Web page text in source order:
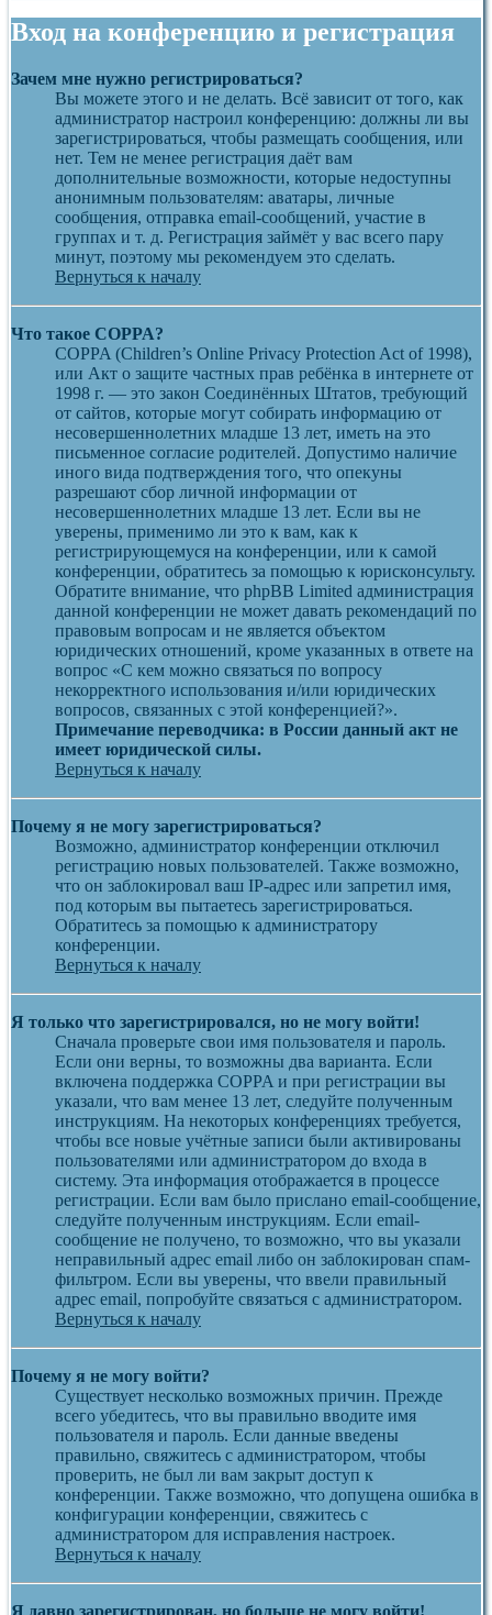
Вход на конференцию и регистрация
Зачем мне нужно регистрироваться?
Вы можете этого и не делать. Всё зависит от того, как
администратор настроил конференцию: должны ли вы
зарегистрироваться, чтобы размещать сообщения, или
нет. Тем не менее регистрация даёт вам
дополнительные возможности, которые недоступны
анонимным пользователям: аватары, личные
сообщения, отправка email-сообщений, участие в
группах и т. д. Регистрация займёт у вас всего пару
минут, поэтому мы рекомендуем это сделать.
Вернуться к началу
Что такое COPPA?
COPPA (Children’s Online Privacy Protection Act of 1998),
или Акт о защите частных прав ребёнка в интернете от
1998 г. — это закон Соединённых Штатов, требующий
от сайтов, которые могут собирать информацию от
несовершеннолетних младше 13 лет, иметь на это
письменное согласие родителей. Допустимо наличие
иного вида подтверждения того, что опекуны
разрешают сбор личной информации от
несовершеннолетних младше 13 лет. Если вы не
уверены, применимо ли это к вам, как к
регистрирующемуся на конференции, или к самой
конференции, обратитесь за помощью к юрисконсульту.
Обратите внимание, что phpBB Limited администрация
данной конференции не может давать рекомендаций по
правовым вопросам и не является объектом
юридических отношений, кроме указанных в ответе на
вопрос «С кем можно связаться по вопросу
некорректного использования и/или юридических
вопросов, связанных с этой конференцией?».
Примечание переводчика: в России данный акт не
имеет юридической силы.
Вернуться к началу
Почему я не могу зарегистрироваться?
Возможно, администратор конференции отключил
регистрацию новых пользователей. Также возможно,
что он заблокировал ваш IP-адрес или запретил имя,
под которым вы пытаетесь зарегистрироваться.
Обратитесь за помощью к администратору
конференции.
Вернуться к началу
Я только что зарегистрировался, но не могу войти!
Сначала проверьте свои имя пользователя и пароль.
Если они верны, то возможны два варианта. Если
включена поддержка COPPA и при регистрации вы
указали, что вам менее 13 лет, следуйте полученным
инструкциям. На некоторых конференциях требуется,
чтобы все новые учётные записи были активированы
пользователями или администратором до входа в
систему. Эта информация отображается в процессе
регистрации. Если вам было прислано email-сообщение,
следуйте полученным инструкциям. Если email-
сообщение не получено, то возможно, что вы указали
неправильный адрес email либо он заблокирован спам-
фильтром. Если вы уверены, что ввели правильный
адрес email, попробуйте связаться с администратором.
Вернуться к началу
Почему я не могу войти?
Существует несколько возможных причин. Прежде
всего убедитесь, что вы правильно вводите имя
пользователя и пароль. Если данные введены
правильно, свяжитесь с администратором, чтобы
проверить, не был ли вам закрыт доступ к
конференции. Также возможно, что допущена ошибка в
конфигурации конференции, свяжитесь с
администратором для исправления настроек.
Вернуться к началу
Я давно зарегистрирован, но больше не могу войти!